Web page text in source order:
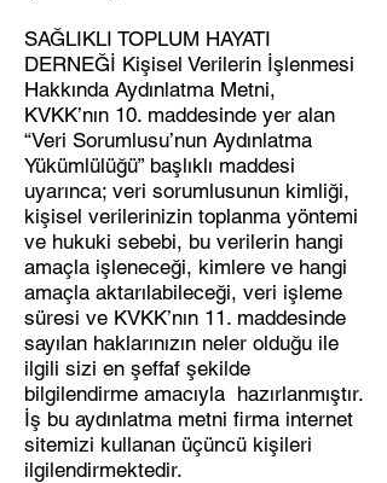
SAĞLIKLI TOPLUM HAYATI
DERNEĞİ Kişisel Verilerin İşlenmesi
Hakkında Aydınlatma Metni,
KVKK’nın 10. maddesinde yer alan
“Veri Sorumlusu’nun Aydınlatma
Yükümlülüğü” başlıklı maddesi
uyarınca; veri sorumlusunun kimliği,
kişisel verilerinizin toplanma yöntemi
ve hukuki sebebi, bu verilerin hangi
amaçla işleneceği, kimlere ve hangi
amaçla aktarılabileceği, veri işleme
süresi ve KVKK’nın 11. maddesinde
sayılan haklarınızın neler olduğu ile
ilgili sizi en şeffaf şekilde
bilgilendirme amacıyla hazırlanmıştır.
İş bu aydınlatma metni firma internet
sitemizi kullanan üçüncü kişileri
ilgilendirmektedir.